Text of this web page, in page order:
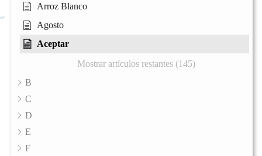
Arroz Blanco
Agosto
Aceptar
Mostrar artículos restantes (145)
B
C
D
E
F